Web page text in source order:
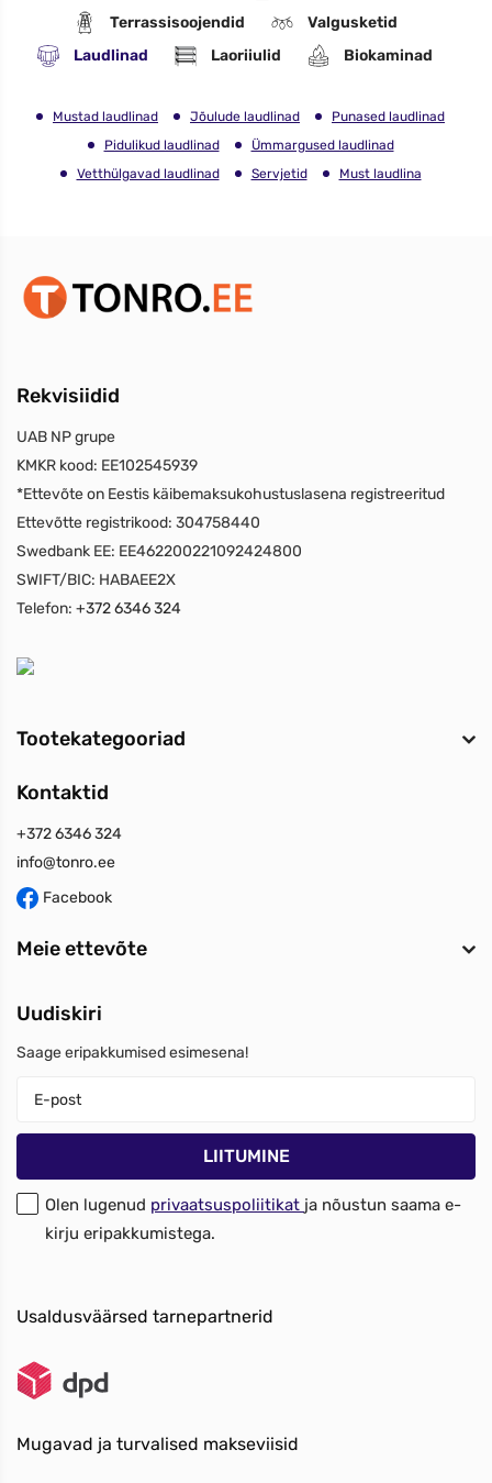
Terrassisoojendid
Valgusketid
Laudlinad
Laoriiulid Biokaminad
Mustad laudlinad Jõulude laudlinad
Punased laudlinad
Pidulikud laudlinad
Ümmargused laudlinad
Vetthülgavad laudlinad
Servjetid Must laudlina
Rekvisiidid
UAB NP grupe
KMKR kood: EE102545939
*Ettevõte on Eestis käibemaksukohustuslasena registreeritud
Ettevõtte registrikood: 304758440
Swedbank EE: EE462200221092424800
SWIFT/BIC: HABAEE2X
Telefon: +372 6346 324
Tootekategooriad
Kontaktid
+372 6346 324
info@tonro.ee
Facebook
Meie ettevõte
Uudiskiri
Saage eripakkumised esimesena!
Olen lugenud privaatsuspoliitikat ja nõustun saama e-
kirju eripakkumistega.
Usaldusväärsed tarnepartnerid
Mugavad ja turvalised makseviisid